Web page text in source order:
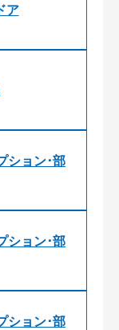
ア
ション･部
ション･部
ション･部